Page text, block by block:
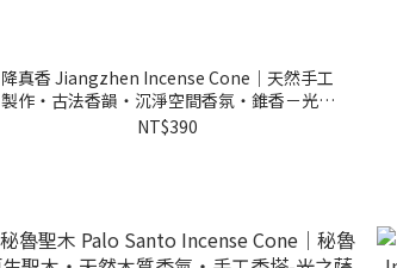
降真香 Jiangzhen Incense Cone｜天然手工
製作・古法香韻・沉淨空間香氛・錐香－光之
薩滿
NT$390